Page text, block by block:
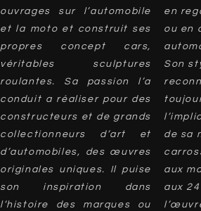
ouvrages sur l’automobile
et la moto et construit ses
propres concept cars,
véritables sculptures
roulantes. Sa passion l’a
conduit a réaliser pour des
constructeurs et de grands
collectionneurs d’art et
d’automobiles, des œuvres
originales uniques. Il puise
son inspiration dans
l’histoire des marques ou
en
ou en
Son
de sa
aux
aux